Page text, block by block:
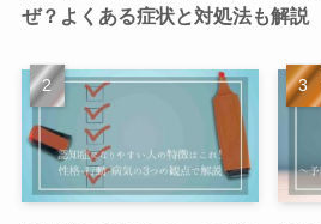
ぜ？よくある症状と対処法も解説